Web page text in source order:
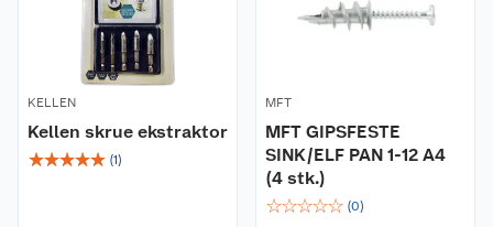
KELLEN
Kellen skrue ekstraktor
☆☆☆☆☆ (1)
MFT
MFT GIPSFESTE
SINK/ELF PAN 1-12 A4
(4 stk.)
☆☆☆☆☆ (0)